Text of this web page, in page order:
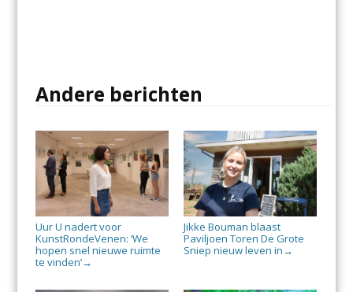
Andere berichten
Uur U nadert voor
KunstRondeVenen: ‘We
hopen snel nieuwe ruimte
te vinden’→
Jikke Bouman blaast
Paviljoen Toren De Grote
Sniep nieuw leven in →